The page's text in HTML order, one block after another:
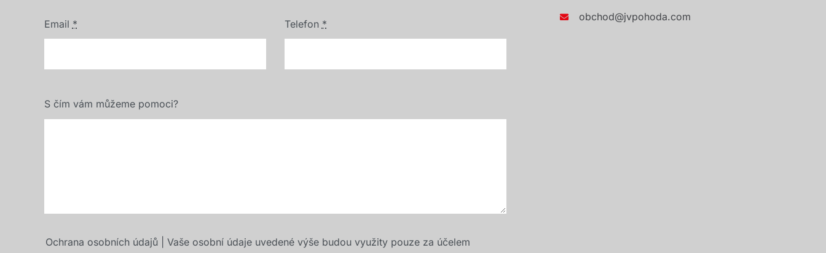
Email * Telefon *
S čím vám můžeme pomoci?
Ochrana osobních údajů | Vaše osobní údaje uvedené výše budou využity pouze za účelem
obchod@jvpohoda.com